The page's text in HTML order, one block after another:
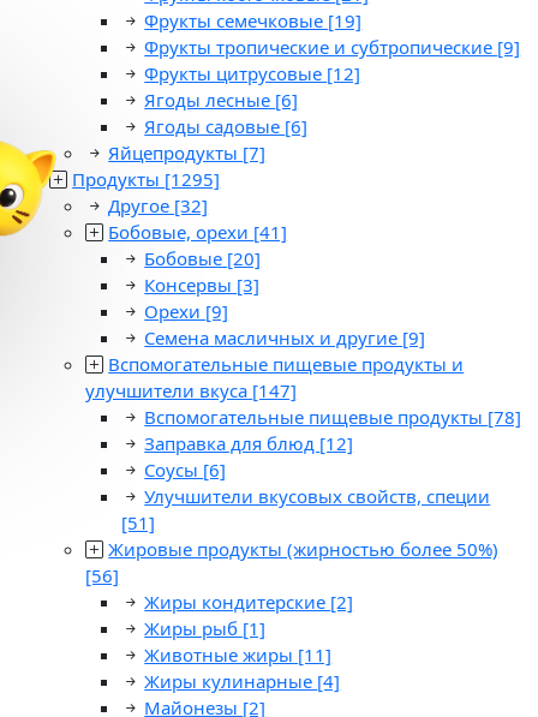
Фрукты семечковые [19]
Фрукты тропические и субтропические [9]
Фрукты цитрусовые [12]
Ягоды лесные [6]
Ягоды садовые [6]
Яйцепродукты [7]
Продукты [1295]
Другое [32]
Бобовые, орехи [41]
Бобовые [20]
Консервы [3]
Орехи [9]
Семена масличных и другие [9]
Вспомогательные пищевые продукты и
улучшители вкуса [147]
Вспомогательные пищевые продукты [78]
Заправка для блюд [12]
Соусы [6]
Улучшители вкусовых свойств, специи
[51]
Жировые продукты (жирностью более 50%)
[56]
Жиры кондитерские [2]
Жиры рыб [1]
Животные жиры [11]
Жиры кулинарные [4]
Майонезы [2]